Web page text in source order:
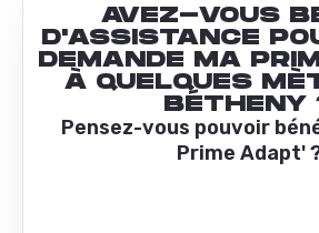
AVEZ-VOUS
D'ASSISTANCE
DEMANDE MA
À QUELQUES
BÉTHENY
Pensez-vous pouvoir
Prime Adapt'